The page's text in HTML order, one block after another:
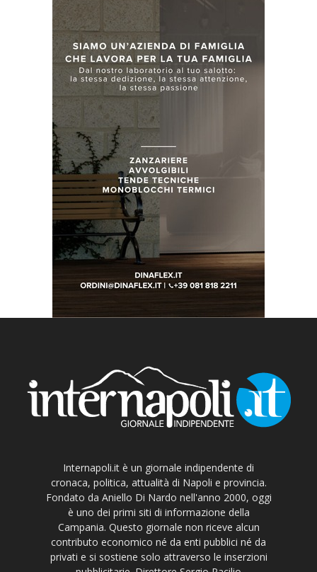
Internapoli.it è un giornale indipendente di
cronaca, politica, attualità di Napoli e provincia.
Fondato da Aniello Di Nardo nell'anno 2000, oggi
è uno dei primi siti di informazione della
Campania. Questo giornale non riceve alcun
contributo economico né da enti pubblici né da
privati e si sostiene solo attraverso le inserzioni